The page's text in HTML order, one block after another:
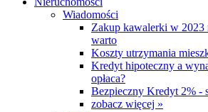
Wiadomości
Zakup kawalerki w 2023
warto
Koszty utrzymania
Kredyt hipoteczny a
opłaca?
Bezpieczny Kredyt 2% -
zobacz więcej »